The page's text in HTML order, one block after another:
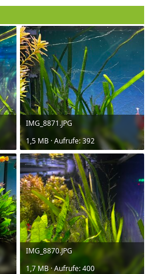
IMG_8871.JPG
1,5 MB · Aufrufe: 392
IMG_8870.JPG
1,7 MB · Aufrufe: 400